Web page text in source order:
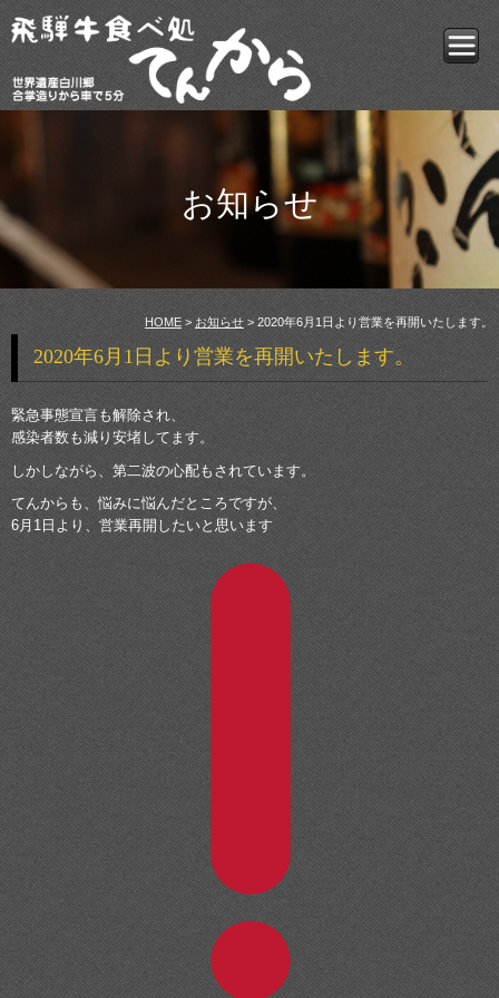
お知らせ
HOME > お知らせ > 2020年6月1日より営業を再開いたします。
2020年6月1日より営業を再開いたします。
緊急事態宣言も解除され、
感染者数も減り安堵してます。
しかしながら、第二波の心配もされています。
てんからも、悩みに悩んだところですが、
6月1日より、営業再開したいと思います